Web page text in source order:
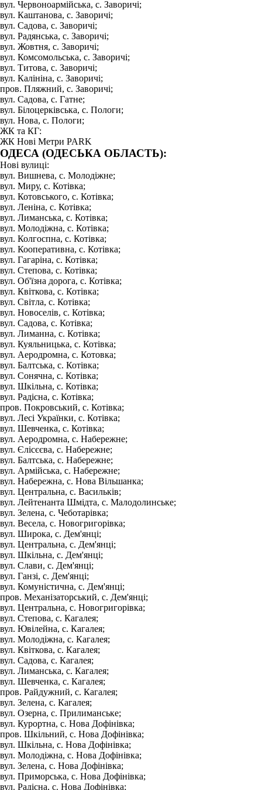
вул. Червоноармійська, с. Заворичі;
вул. Каштанова, с. Заворичі;
вул. Садова, с. Заворичі;
вул. Радянська, с. Заворичі;
вул. Жовтня, с. Заворичі;
вул. Комсомольська, с. Заворичі;
вул. Титова, с. Заворичі;
вул. Калініна, с. Заворичі;
пров. Пляжний, с. Заворичі;
вул. Садова, с. Гатне;
вул. Білоцерківська, с. Пологи;
вул. Нова, с. Пологи;
ЖК та КГ:
ЖК Нові Метри PARK
ОДЕСА (ОДЕСЬКА ОБЛАСТЬ):
Нові вулиці:
вул. Вишнева, с. Молодіжне;
вул. Миру, с. Котівка;
вул. Котовського, с. Котівка;
вул. Леніна, с. Котівка;
вул. Лиманська, с. Котівка;
вул. Молодіжна, с. Котівка;
вул. Колгоспна, с. Котівка;
вул. Кооперативна, с. Котівка;
вул. Гагаріна, с. Котівка;
вул. Степова, с. Котівка;
вул. Об'їзна дорога, с. Котівка;
вул. Квіткова, с. Котівка;
вул. Світла, с. Котівка;
вул. Новоселів, с. Котівка;
вул. Садова, с. Котівка;
вул. Лиманна, с. Котівка;
вул. Куяльницька, с. Котівка;
вул. Аеродромна, с. Котовка;
вул. Балтська, с. Котівка;
вул. Сонячна, с. Котівка;
вул. Шкільна, с. Котівка;
вул. Радісна, с. Котівка;
пров. Покровський, с. Котівка;
вул. Лесі Українки, с. Котівка;
вул. Шевченка, с. Котівка;
вул. Аеродромна, с. Набережне;
вул. Єлісєєва, с. Набережне;
вул. Балтська, с. Набережне;
вул. Армійська, с. Набережне;
вул. Набережна, с. Нова Вільшанка;
вул. Центральна, с. Васильків;
вул. Лейтенанта Шмідта, с. Малодолинське;
вул. Зелена, с. Чеботарівка;
вул. Весела, с. Новогригорівка;
вул. Широка, с. Дем'янці;
вул. Центральна, с. Дем'янці;
вул. Шкільна, с. Дем'янці;
вул. Слави, с. Дем'янці;
вул. Ганзі, с. Дем'янці;
вул. Комуністична, с. Дем'янці;
пров. Механізаторський, с. Дем'янці;
вул. Центральна, с. Новогригорівка;
вул. Степова, с. Кагалея;
вул. Ювілейна, с. Кагалея;
вул. Молодіжна, с. Кагалея;
вул. Квіткова, с. Кагалея;
вул. Садова, с. Кагалея;
вул. Лиманська, с. Кагалея;
вул. Шевченка, с. Кагалея;
пров. Райдужний, с. Кагалея;
вул. Зелена, с. Кагалея;
вул. Озерна, с. Прилиманське;
вул. Курортна, с. Нова Дофінівка;
пров. Шкільний, с. Нова Дофінівка;
вул. Шкільна, с. Нова Дофінівка;
вул. Молодіжна, с. Нова Дофінівка;
вул. Зелена, с. Нова Дофінівка;
вул. Приморська, с. Нова Дофінівка;
вул. Радісна, с. Нова Дофінівка;